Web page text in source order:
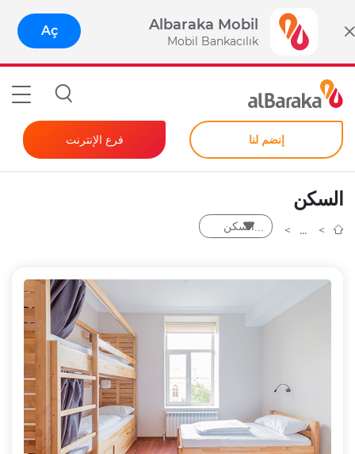
Albaraka Mobil
Mobil Bankacılık
Aç
إنضم لنا فرع الإنترنت
المصرفية للأفراد
السكن
السكن